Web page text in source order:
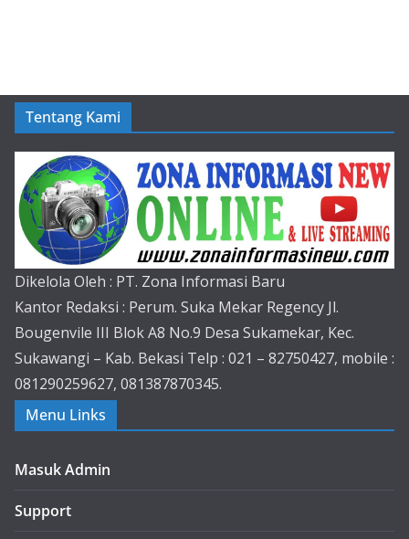
Tentang Kami
Dikelola Oleh : PT. Zona Informasi Baru
Kantor Redaksi : Perum. Suka Mekar Regency Jl.
Bougenvile III Blok A8 No.9 Desa Sukamekar, Kec.
Sukawangi – Kab. Bekasi Telp : 021 – 82750427, mobile :
081290259627, 081387870345.
Menu Links
Masuk Admin
Support